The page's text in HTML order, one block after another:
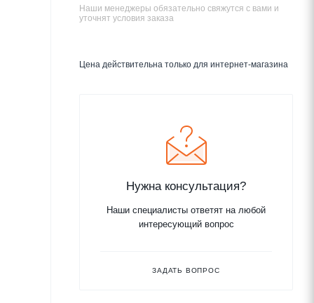
Наши менеджеры обязательно свяжутся с вами и
уточнят условия заказа
Цена действительна только для интернет-магазина
Нужна консультация?
Наши специалисты ответят на любой
интересующий вопрос
ЗАДАТЬ ВОПРОС